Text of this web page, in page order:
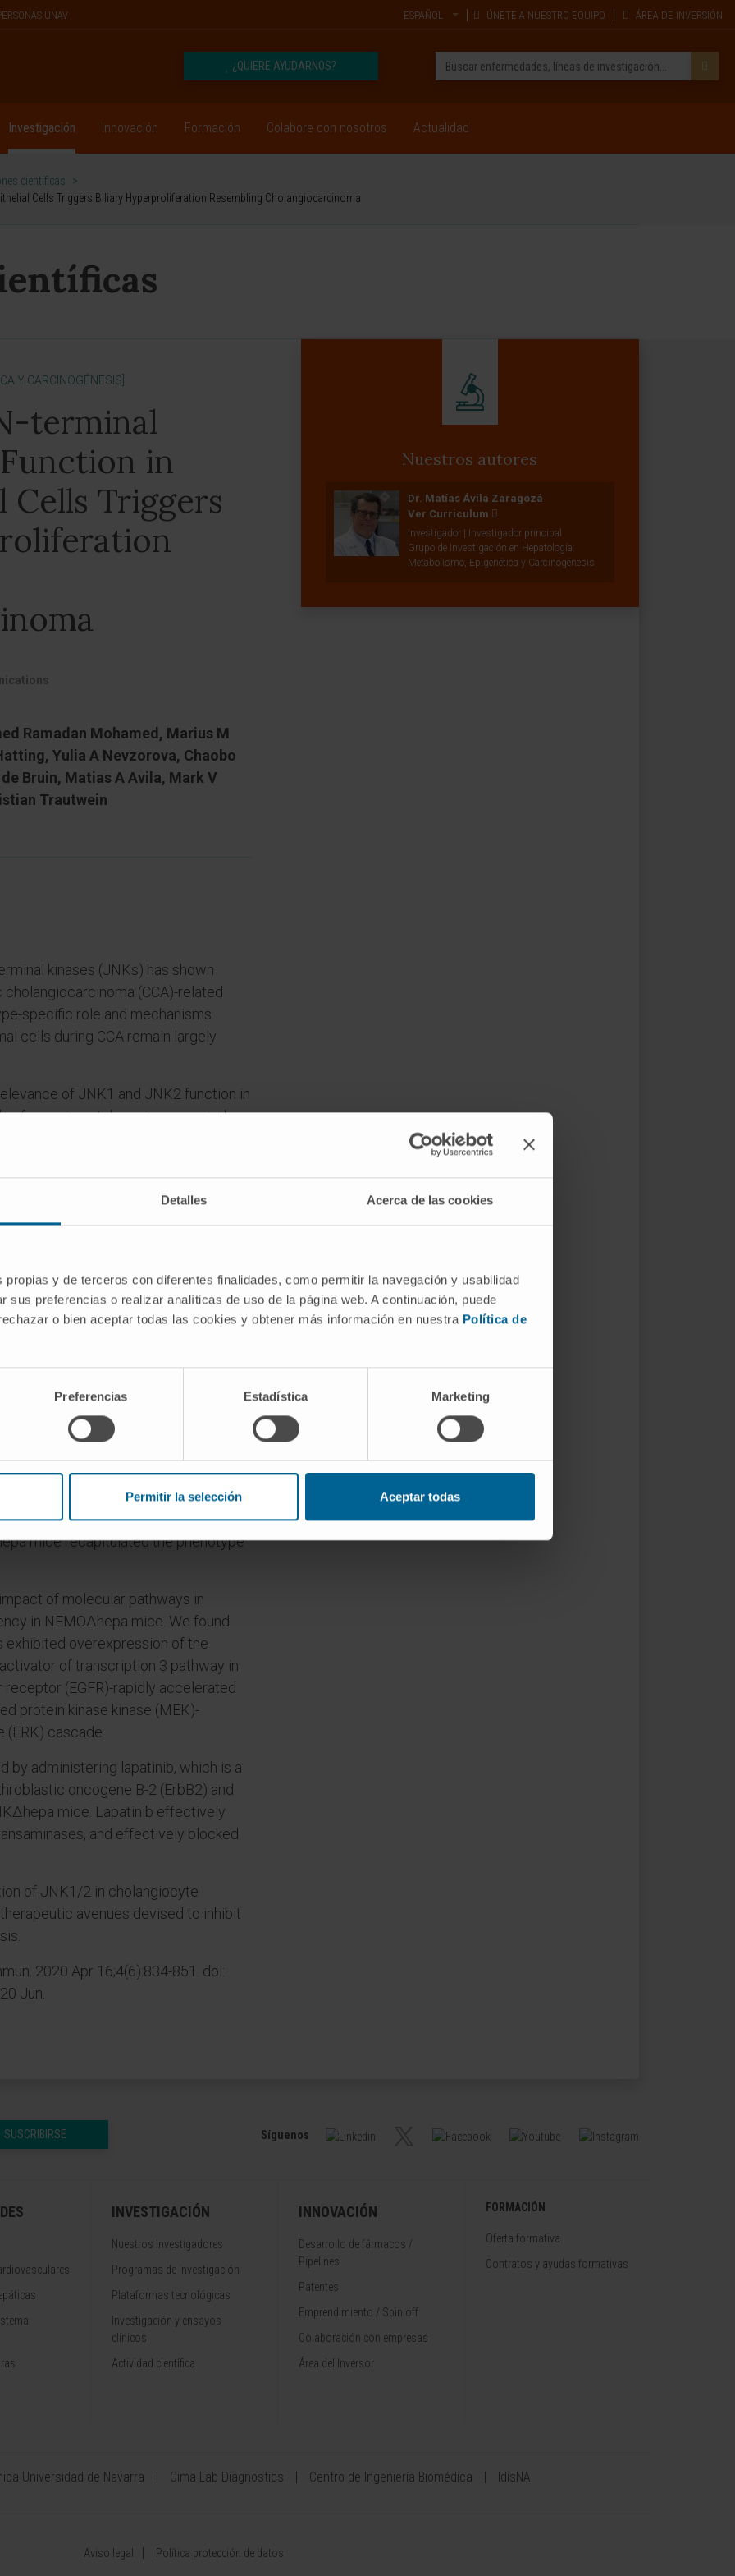
Detalles Acerca de las cookies
propias y de terceros con diferentes finalidades, como permitir la navegación y usabilidad
sus preferencias o realizar analíticas de uso de la página web. A continuación, puede
o bien aceptar todas las cookies y obtener más información en nuestra Política de
Preferencias Estadística Marketing
Permitir la selección Aceptar todas
UNAV ESPAÑOL ÚNETE A NUESTRO EQUIPO ÁREA DE INVERSIÓN
¿QUIERE AYUDARNOS?
Investigación Innovación Formación Colabore con nosotros Actualidad
científicas
>
Cells Triggers Biliary Hyperproliferation Resembling Cholangiocarcinoma
Y CARCINOGÉNESIS]
terminal
in
Triggers
Ramadan Mohamed, Marius M
Yulia A Nevzorova, Chaobo
Bruin, Matias A Avila, Mark V
Trautwein
kinases (JNKs) has shown
(CCA)-related
specific role and mechanisms
cells during CCA remain largely
of JNK1 and JNK2 function in
of experimental carcinogenesis, the
nuclear factor kappa B essential
knockout (Δhepa) mice, focusing
proliferation, fibrogenesis, and
was assessed by reverse
immunoblottings, and
Jnk2 inhibition in hepatocytes of
performed using small interfering (si)
signaling pathways were blocked
of Jnk1 and Jnk2 in
carcinoma (HCC) in both the DEN
contrast caused massive
of NEMOΔhepa
elevated fibrosis, increased
proliferation, and elevated
reduced HCC. Furthermore, siJnk2
mice recapitulated the phenotype
of molecular pathways in
in NEMOΔhepa mice. We found
overexpression of the
of transcription 3 pathway in
(EGFR)-rapidly accelerated
protein kinase kinase (MEK)-
cascade.
by administering lapatinib, which is a
oncogene B-2 (ErbB2) and
mice. Lapatinib effectively
and effectively blocked
of JNK1/2 in cholangiocyte
avenues devised to inhibit
2020 Apr 16;4(6):834-851. doi:
Jun.
Nuestros autores
Dr. Matías Ávila Zaragozá
Ver Curriculum
Investigador | Investigador principal
Grupo de Investigación en Hepatología:
Metabolismo, Epigenética y Carcinogénesis
SUSCRIBIRSE Síguenos
INVESTIGACIÓN
Nuestros Investigadores
Programas de investigación
Plataformas tecnológicas
Investigación y ensayos
clínicos
Actividad científica
INNOVACIÓN
Desarrollo de fármacos /
Pipelines
Patentes
Emprendimiento / Spin off
Colaboración con empresas
Área del Inversor
FORMACIÓN
Oferta formativa
Contratos y ayudas formativas
Universidad de Navarra Cima Lab Diagnostics Centro de Ingeniería Biomédica IdisNA
Aviso legal Política protección de datos